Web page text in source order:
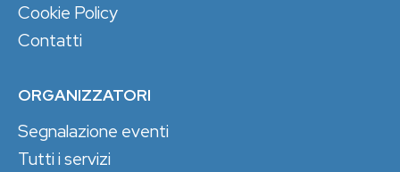
Cookie Policy
Contatti
ORGANIZZATORI
Segnalazione eventi
Tutti i servizi